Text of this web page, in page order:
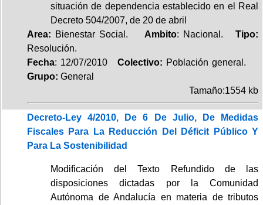
situación de dependencia establecido en el Real
Decreto 504/2007, de 20 de abril
Area: Bienestar Social. Ambito: Nacional. Tipo:
Resolución.
Fecha: 12/07/2010Colectivo: Población general.
Grupo: General
Tamaño:1554 kb
Decreto-Ley 4/2010, De 6 De Julio, De Medidas
Fiscales Para La Reducción Del Déficit Público Y
Para La Sostenibilidad
Modificación del Texto Refundido de las
disposiciones dictadas por la Comunidad
Autónoma de Andalucía en materia de tributos